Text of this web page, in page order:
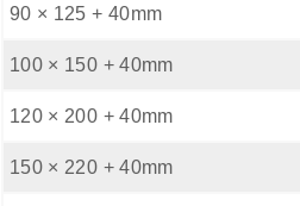
90 × 125 + 40mm
100 × 150 + 40mm
120 × 200 + 40mm
150 × 220 + 40mm